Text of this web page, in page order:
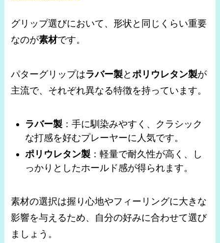
グリップ選びにおいて、形状と同じくらい重要
なのが素材です。
パターグリップはラバー製とポリウレタン製が
主流で、それぞれ異なる特徴を持っています。
ラバー製：手に馴染みやすく、クラシック
な打感を好むプレーヤーに人気です。
ポリウレタン製：軽量で耐久性が高く、し
っかりとしたホールド感が得られます。
素材の選択は握り心地やフィーリングに大きな
影響を与えるため、自分の好みに合わせて選び
ましょう。